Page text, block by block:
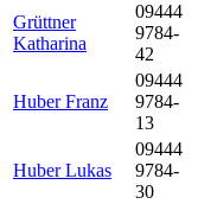
Grüttner
Katharina
09444
9784-
42
Huber Franz
09444
9784-
13
Huber Lukas
09444
9784-
30